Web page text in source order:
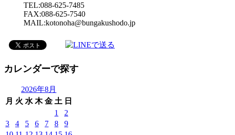
TEL:088-625-7485
FAX:088-625-7540
MAIL:kotonoha@bungakushodo.jp
カレンダーで探す
2026年8月
月 火 水 木 金 土 日
1
2
3
4 5 6 7 8
9